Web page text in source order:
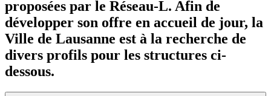
proposées par le Réseau-L. Afin de
développer son offre en accueil de jour, la
Ville de Lausanne est à la recherche de
divers profils pour les structures ci-
dessous.